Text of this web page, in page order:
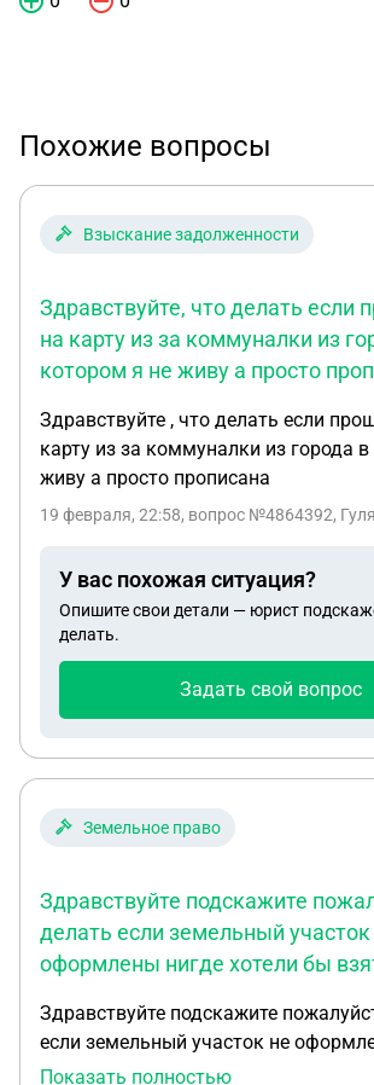
Похожие вопросы
Взыскание задолженности
Здравствуйте, что делать если
на карту из за коммуналки из
котором я не живу а просто
Здравствуйте , что делать если
карту из за коммуналки из города
живу а просто прописана
19 февраля, 22:58, вопрос №4864392,
У вас похожая ситуация?
Опишите свои детали — юрист
делать.
Задать свой вопрос
Земельное право
Здравствуйте подскажите
делать если земельный участок
оформлены нигде хотели бы
Здравствуйте подскажите
если земельный участок не
хотели бы взять его в аренду ходили
Показать полностью